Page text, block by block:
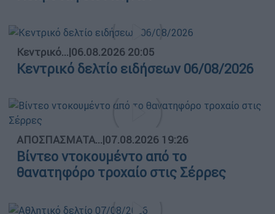
Κεντρικό...|06.08.2026 20:05
Κεντρικό δελτίο ειδήσεων 06/08/2026
ΑΠΟΣΠΑΣΜΑΤΑ...|07.08.2026 19:26
Βίντεο ντοκουμέντο από το
θανατηφόρο τροχαίο στις Σέρρες